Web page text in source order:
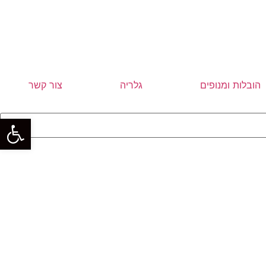
הובלות ומנופים גלריה צור קשר
פתח